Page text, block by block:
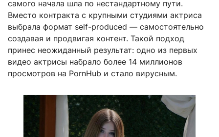
самого начала шла по нестандартному пути.
Вместо контракта с крупными студиями актриса
выбрала формат self-produced — самостоятельно
создавая и продвигая контент. Такой подход
принес неожиданный результат: одно из первых
видео актрисы набрало более 14 миллионов
просмотров на PornHub и стало вирусным.